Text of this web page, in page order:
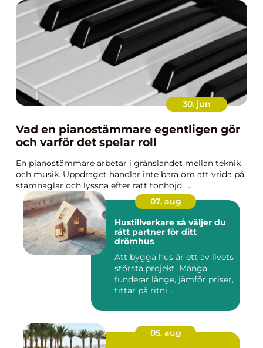
30. jun
Vad en pianostämmare egentligen gör
och varför det spelar roll
En pianostämmare arbetar i gränslandet mellan teknik
och musik. Uppdraget handlar inte bara om att vrida på
stämnaglar och lyssna efter rätt tonhöjd. ...
07. aug
Hustillverkare så väljer du
rätt partner för ditt
drömhus
Att bygga hus är ett av livets
största projekt. Många
funderar länge, jämför priser,
tittar på ritni...
05. aug